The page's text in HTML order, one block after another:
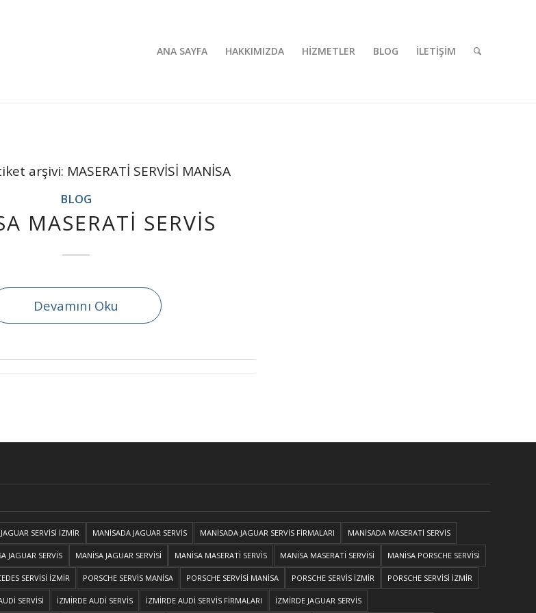
ANA SAYFA HAKKIMIZDA HİZMETLER BLOG İLETİŞİM
arşivi: MASERATİ SERVİSİ MANİSA
BLOG
MASERATİ SERVİS
Devamını Oku
JAGUAR SERVİSİ İZMİR MANİSADA JAGUAR SERVİS MANİSADA JAGUAR SERVİS FİRMALARI MANİSADA MASERATİ SERVİS
JAGUAR SERVİS MANİSA JAGUAR SERVİSİ MANİSA MASERATİ SERVİS MANİSA MASERATİ SERVİSİ MANİSA PORSCHE SERVİSİ
SERVİSİ İZMİR PORSCHE SERVİS MANİSA PORSCHE SERVİSİ MANİSA PORSCHE SERVİS İZMİR PORSCHE SERVİSİ İZMİR
SERVİSİ İZMİRDE AUDİ SERVİS İZMİRDE AUDİ SERVİS FİRMALARI İZMİRDE JAGUAR SERVİS